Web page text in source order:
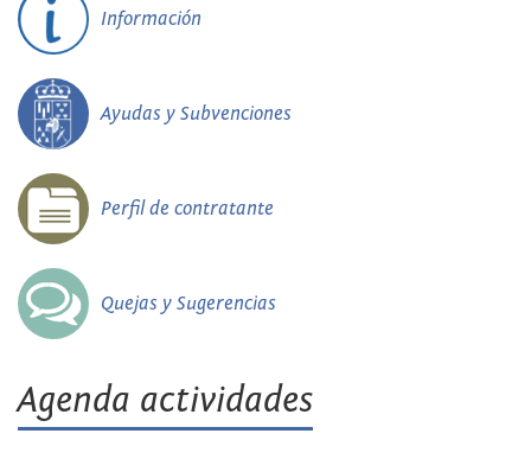
Información
Ayudas y Subvenciones
Perfil de contratante
Quejas y Sugerencias
Agenda actividades